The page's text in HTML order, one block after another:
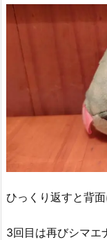
ひっくり返すと背
3回目は再びシマエ